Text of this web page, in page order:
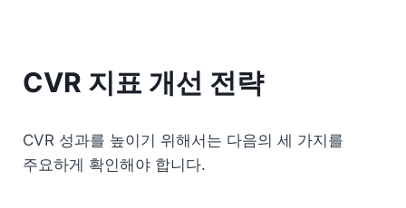
CVR 지표 개선 전략
CVR 성과를 높이기 위해서는 다음의 세 가지를
주요하게 확인해야 합니다.